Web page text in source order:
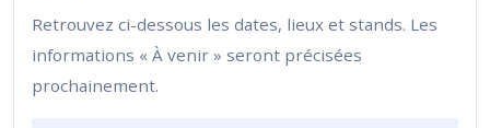
Retrouvez ci-dessous les dates, lieux et stands. Les
informations « À venir » seront précisées
prochainement.